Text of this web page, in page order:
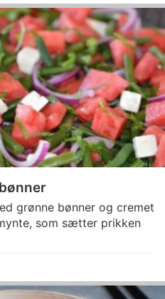
grønne bønner og cremet
som sætter prikken